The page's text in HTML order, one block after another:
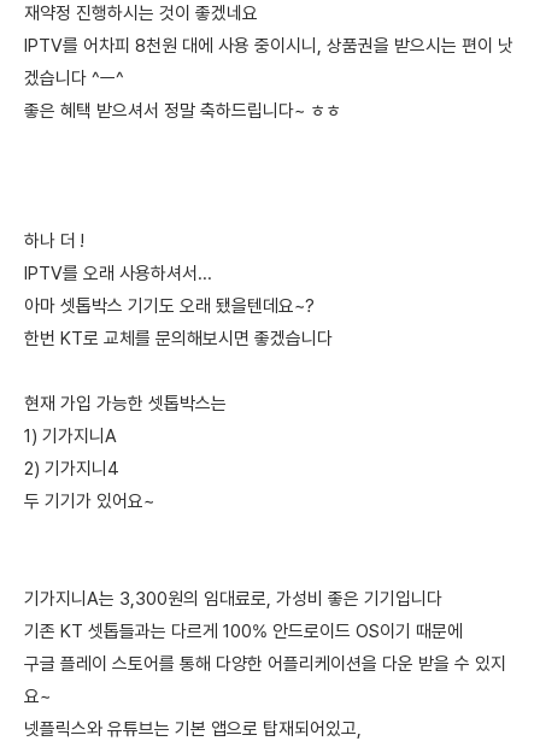
재약정 진행하시는 것이 좋겠네요
IPTV를 어차피 8천원 대에 사용 중이시니, 상품권을 받으시는 편이 낫
겠습니다 ^ㅡ^
좋은 혜택 받으셔서 정말 축하드립니다~ ㅎㅎ
하나 더 !
IPTV를 오래 사용하셔서...
아마 셋톱박스 기기도 오래 됐을텐데요~?
한번 KT로 교체를 문의해보시면 좋겠습니다
현재 가입 가능한 셋톱박스는
1) 기가지니A
2) 기가지니4
두 기기가 있어요~
기가지니A는 3,300원의 임대료로, 가성비 좋은 기기입니다
기존 KT 셋톱들과는 다르게 100% 안드로이드 OS이기 때문에
구글 플레이 스토어를 통해 다양한 어플리케이션을 다운 받을 수 있지
요~
넷플릭스와 유튜브는 기본 앱으로 탑재되어있고,